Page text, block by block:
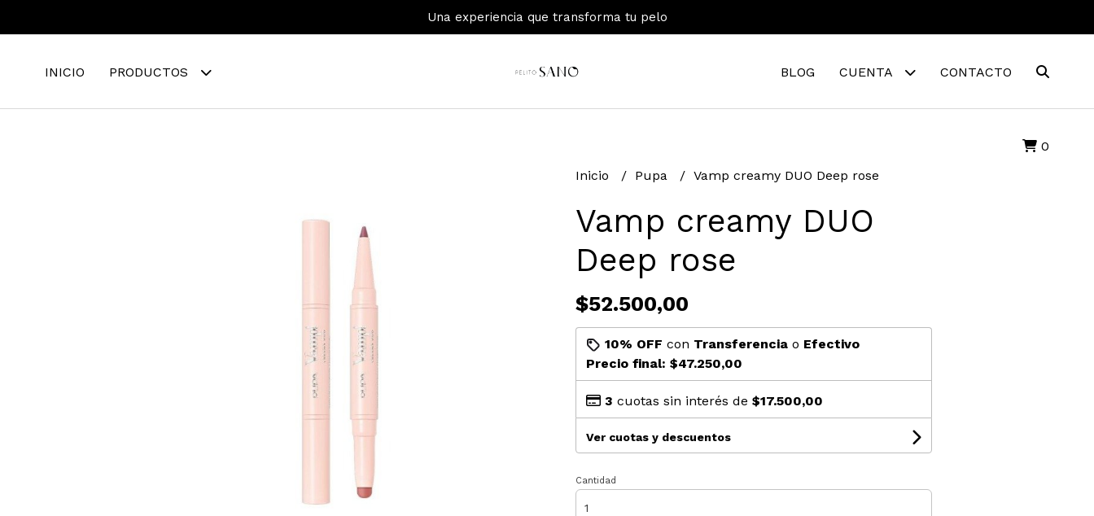
Una experiencia que transforma tu pelo
INICIO PRODUCTOS BLOG CUENTA CONTACTO
0
Inicio Pupa Vamp creamy DUO Deep rose
Vamp creamy DUO
Deep rose
$52.500,00
10% OFF con Transferencia o Efectivo
Precio final: $47.250,00
3 cuotas sin interés de $17.500,00
Ver cuotas y descuentos
Cantidad